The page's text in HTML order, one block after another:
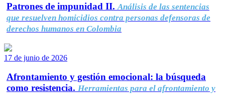
Patrones de impunidad II. Análisis de las sentencias
que resuelven homicidios contra personas defensoras de
derechos humanos en Colombia
17 de junio de 2026
Afrontamiento y gestión emocional: la búsqueda
como resistencia. Herramientas para el afrontamiento y